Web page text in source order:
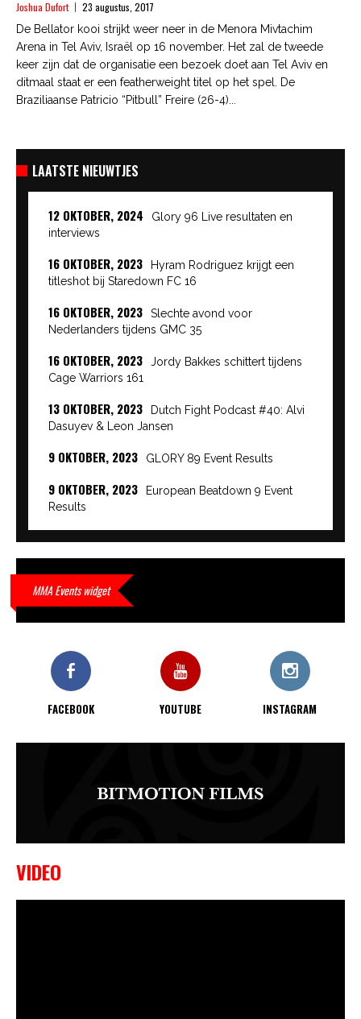
Joshua Dufort 23 augustus, 2017
De Bellator kooi strijkt weer neer in de Menora Mivtachim
Arena in Tel Aviv, Israël op 16 november. Het zal de tweede
keer zijn dat de organisatie een bezoek doet aan Tel Aviv en
ditmaal staat er een featherweight titel op het spel. De
Braziliaanse Patricio “Pitbull” Freire (26-4)...
LAATSTE NIEUWTJES
12 OKTOBER, 2024
Glory 96 Live resultaten en
interviews
16 OKTOBER, 2023
Hyram Rodriguez krijgt een
titleshot bij Staredown FC 16
16 OKTOBER, 2023
Slechte avond voor
Nederlanders tijdens GMC 35
16 OKTOBER, 2023
Jordy Bakkes schittert tijdens
Cage Warriors 161
13 OKTOBER, 2023
Dutch Fight Podcast #40: Alvi
Dasuyev & Leon Jansen
9 OKTOBER, 2023 GLORY 89 Event Results
9 OKTOBER, 2023
European Beatdown 9 Event
Results
9 OKTOBER, 2023
waar hij van gemaakt is…
KO bij CWA Lowlands 7
MMA Events widget
FACEBOOK YOUTUBE INSTAGRAM
VIDEO